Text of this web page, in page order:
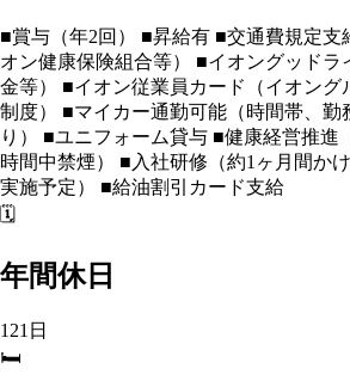
■賞与（年2回） ■昇給有 ■交通費規定支
オン健康保険組合等） ■イオングッドラ
金等） ■イオン従業員カード（イオング
制度） ■マイカー通勤可能（時間帯、勤
り） ■ユニフォーム貸与 ■健康経営推
時間中禁煙） ■入社研修（約1ヶ月間か
実施予定） ■給油割引カード支給
🗓️
年間休日
121日
🛏️